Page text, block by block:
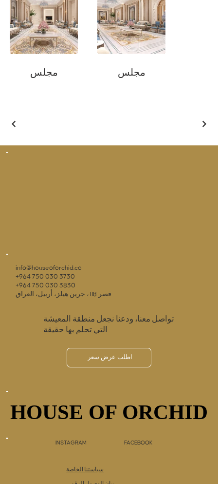
مجلس مجلس
info@houseoforchid.co
+964 750 030 3730
+964 750 030 3830
قصر 118، جرين هيلز، أربيل، العراق
تواصل معنا، ودعنا نجعل منطقة المعيشة
التي تحلم بها حقيقة
اطلب عرض سعر
HOUSE OF ORCHID
HOUSE OF ORCHID
INSTAGRAM FACEBOOK
سياستنا الخاصة